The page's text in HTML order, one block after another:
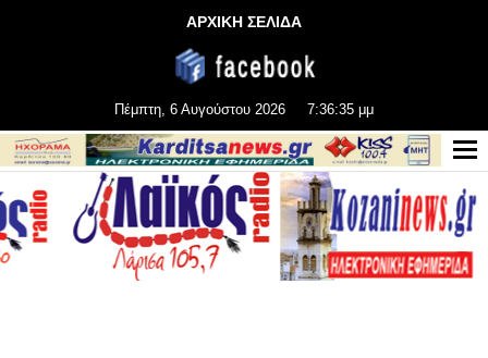
ΑΡΧΙΚΗ ΣΕΛΙΔΑ
Πέμπτη, 6 Αυγούστου 2026 7:36:37 μμ